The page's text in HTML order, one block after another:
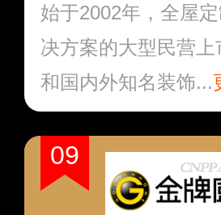
始于2002年，全屋
决方案的大型民营
和国内外知名装饰...
09